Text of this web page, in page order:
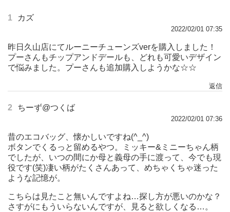
1 カズ
2022/02/01 07:35
昨日久山店にてルーニーチューンズverを購入しました！
プーさんもチップアンドデールも、どれも可愛いデザイン
で悩みました。プーさんも追加購入しようかな☆☆
返信
2 ちーず@つくば
2022/02/01 07:36
昔のエコバッグ、懐かしいですね(^_^)
ボタンでくるっと留めるやつ。ミッキー&ミニーちゃん柄
でしたが、いつの間にか母と義母の手に渡って、今でも現
役です(笑)凄い柄がたくさんあって、めちゃくちゃ迷った
ような記憶が。
こちらは見たこと無いんですよね…探し方が悪いのかな？
さすがにもういらないんですが、見ると欲しくなる…。